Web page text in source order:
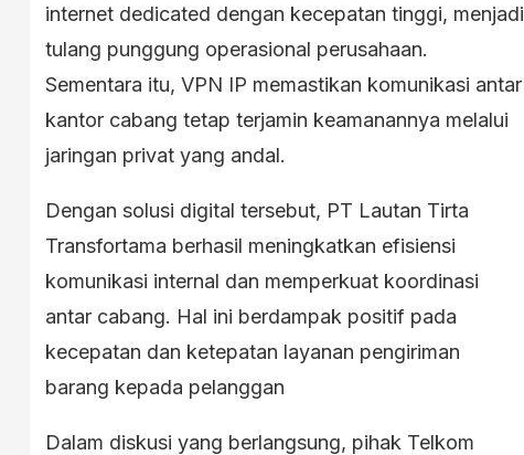
internet dedicated dengan kecepatan tinggi, menjadi
tulang punggung operasional perusahaan.
Sementara itu, VPN IP memastikan komunikasi antar
kantor cabang tetap terjamin keamanannya melalui
jaringan privat yang andal.
Dengan solusi digital tersebut, PT Lautan Tirta
Transfortama berhasil meningkatkan efisiensi
komunikasi internal dan memperkuat koordinasi
antar cabang. Hal ini berdampak positif pada
kecepatan dan ketepatan layanan pengiriman
barang kepada pelanggan
Dalam diskusi yang berlangsung, pihak Telkom